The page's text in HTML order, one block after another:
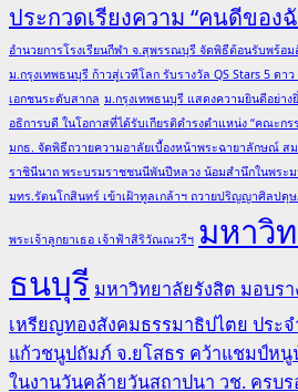
ประกวดเรียงความ “คนดีของ
อำนวยการโรงเรียนกีฬา จ.สุพรรณบุรี จัดพิธีต้อนรับพร้อ
ม.กรุงเทพธนบุรี ก้าวสู่เวทีโลก รับรางวัล QS Stars 5 ดา
เอกชนระดับสากล ม.กรุงเทพธนบุรี แสดงความยินดีอย่าง
อธิการบดี ในโอกาสที่ได้รับเกียรติดำรงตำแหน่ง “คณะก
มกธ. จัดพิธีถวายความอาลัยเบื้องหน้าพระฉายาลักษณ์ ส
ราชินีนาถ พระบรมราชชนนีพันปีหลวง น้อมสำนึกในพร
มทร.รัตนโกสินทร์ เข้าเฝ้าทูลเกล้าฯ ถวายปริญญาศิลป
พระเจ้าลูกยาเธอ เจ้าฟ้าสิริวัณณวรีฯ มหาวิ
ธนบุรี มหาวิทยาลัยรังสิต มอบร
เหรียญทองสังคมธรรมาธิปไตย ประ
แก้วชนูปถัมภ์ จ.ยโสธร คว้าแชมป์หนู
ในงานวันคล้ายวันสถาปนา วช. ครบร